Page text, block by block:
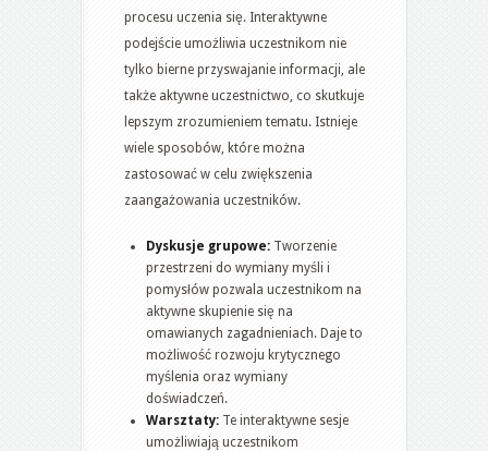
procesu uczenia się. Interaktywne
podejście umożliwia uczestnikom nie
tylko bierne przyswajanie informacji, ale
także aktywne uczestnictwo, co skutkuje
lepszym zrozumieniem tematu. Istnieje
wiele sposobów, które można
zastosować w celu zwiększenia
zaangażowania uczestników.
Dyskusje grupowe: Tworzenie
przestrzeni do wymiany myśli i
pomysłów pozwala uczestnikom na
aktywne skupienie się na
omawianych zagadnieniach. Daje to
możliwość rozwoju krytycznego
myślenia oraz wymiany
doświadczeń.
Warsztaty: Te interaktywne sesje
umożliwiają uczestnikom